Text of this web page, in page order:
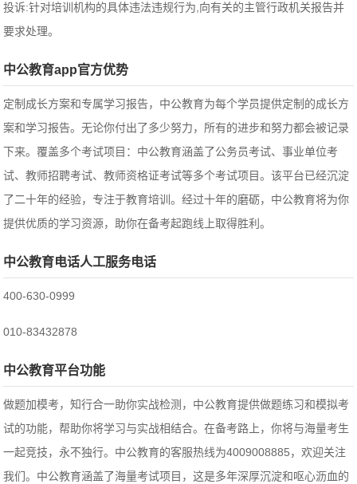
投诉:针对培训机构的具体违法违规行为,向有关的主管行政机关报告并
要求处理。
中公教育app官方优势
定制成长方案和专属学习报告，中公教育为每个学员提供定制的成长方
案和学习报告。无论你付出了多少努力，所有的进步和努力都会被记录
下来。覆盖多个考试项目：中公教育涵盖了公务员考试、事业单位考
试、教师招聘考试、教师资格证考试等多个考试项目。该平台已经沉淀
了二十年的经验，专注于教育培训。经过十年的磨砺，中公教育将为你
提供优质的学习资源，助你在备考起跑线上取得胜利。
中公教育电话人工服务电话
400-630-0999
010-83432878
中公教育平台功能
做题加模考，知行合一助你实战检测，中公教育提供做题练习和模拟考
试的功能，帮助你将学习与实战相结合。在备考路上，你将与海量考生
一起竞技，永不独行。中公教育的客服热线为4009008885，欢迎关注
我们。中公教育涵盖了海量考试项目，这是多年深厚沉淀和呕心沥血的